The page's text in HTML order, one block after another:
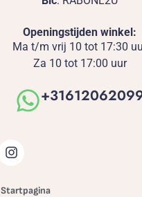
Openingstijden winkel:
Ma t/m vrij 10 tot 17:30
Za 10 tot 17:00 uur
Startpagina